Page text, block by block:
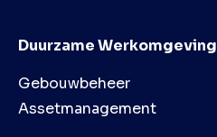
Duurzame Werkomgeving
Gebouwbeheer
Assetmanagement